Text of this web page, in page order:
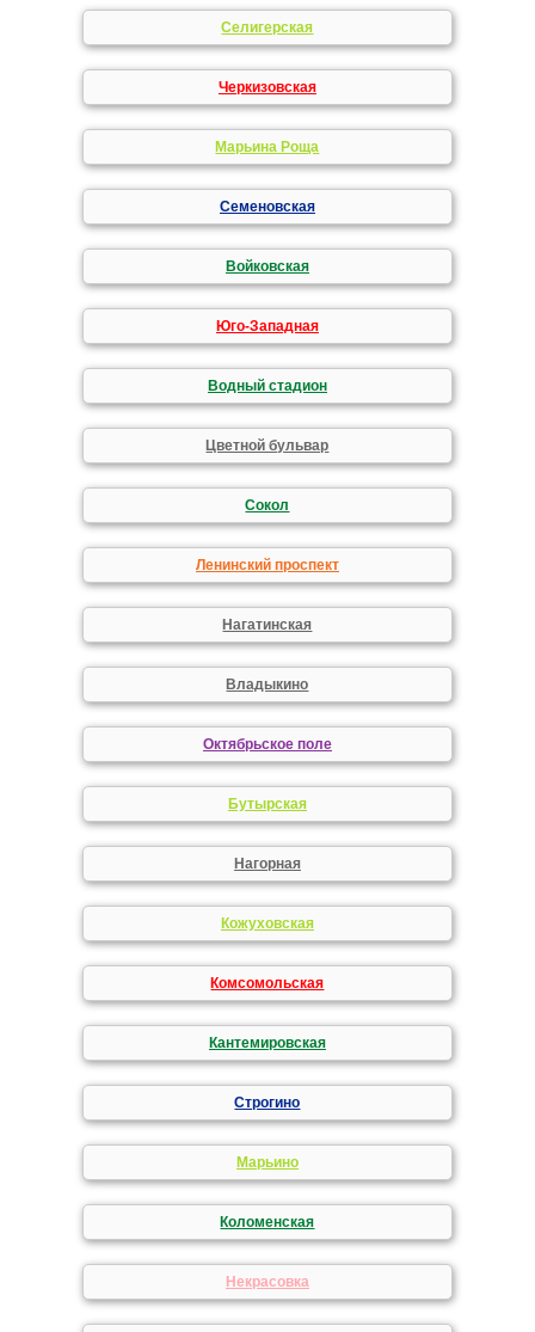
Селигерская
Черкизовская
Марьина Роща
Семеновская
Войковская
Юго-Западная
Водный стадион
Цветной бульвар
Сокол
Ленинский проспект
Нагатинская
Владыкино
Октябрьское поле
Бутырская
Нагорная
Кожуховская
Комсомольская
Кантемировская
Строгино
Марьино
Коломенская
Некрасовка